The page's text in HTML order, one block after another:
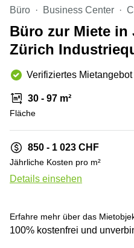
Lausanne
Coworking
Genf
Bern
Coworking
Winterthur
Büro
Zürich
mieten
Büro
Bern
40 Zürich
Gotthardstrasse
26 Zug
28 Zug
Gubelstrasse
12 Zug
General-
Strasse
6/8 Zug
Baarerstrasse
Grafenauweg
Büro Business Center
Büro zur Miete in
Zürich
Verifiziertes Mietangebot
30 - 97 m²
Fläche
850 - 1 023 CHF
Jährliche Kosten pro m²
Details einsehen
Erfahre mehr über das
100% kostenfrei und